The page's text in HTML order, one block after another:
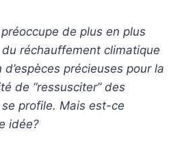
préoccupe de plus en plus
réchauffement climatique
précieuses pour la
de “ressusciter” des
profile. Mais est-ce
idée?